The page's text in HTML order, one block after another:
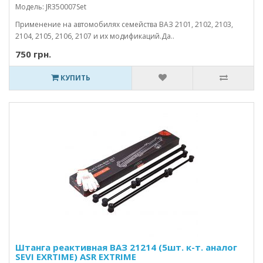
Модель: JR350007Set
Применение на автомобилях семейства ВАЗ 2101, 2102, 2103,
2104, 2105, 2106, 2107 и их модификаций.Да..
750 грн.
КУПИТЬ
Штанга реактивная ВАЗ 21214 (5шт. к-т. аналог
SEVI EXRTIME) ASR EXTRIME